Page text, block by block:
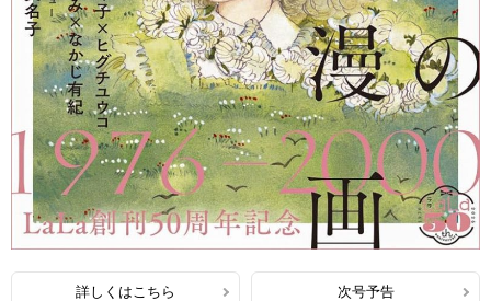
詳しくはこちら 次号予告